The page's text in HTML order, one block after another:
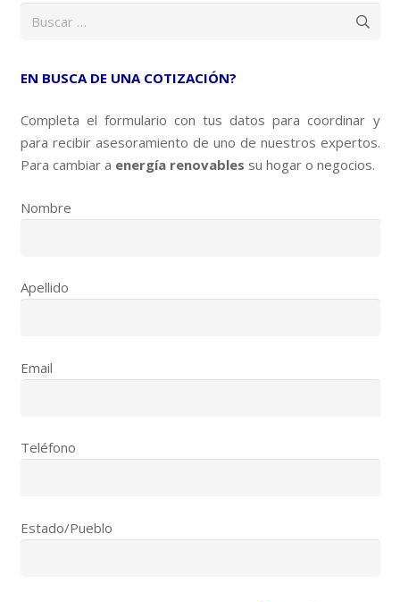
EN BUSCA DE UNA COTIZACIÓN?
Completa el formulario con tus datos para coordinar y
para recibir asesoramiento de uno de nuestros expertos.
Para cambiar a energía renovables su hogar o negocios.
Nombre
Apellido
Email
Teléfono
Estado/Pueblo